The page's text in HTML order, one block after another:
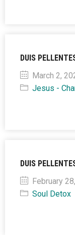
DUIS
March 2,
Jesus -
DUIS
February
Soul Detox